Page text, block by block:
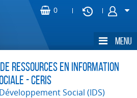
Ressources en Information
- CERIS
Social (IDS)